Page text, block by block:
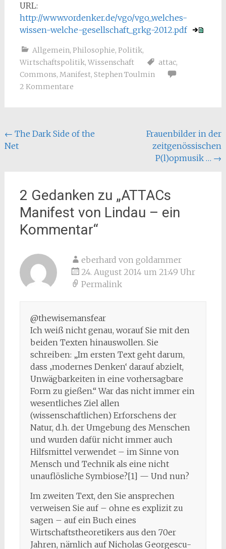
URL:
http://www.vordenker.de/vgo/vgo_welches-
wissen-welche-gesellschaft_grkg-2012.pdf
Allgemein, Philosophie, Politik,
Wirtschaftspolitik, Wissenschaft attac,
Commons, Manifest, Stephen Toulmin
2 Kommentare
Beitragsnavigation
← The Dark Side of the
Net
Frauenbilder in der
zeitgenössischen
P(l)opmusik … →
2 Gedanken zu „ATTACs
Manifest von Lindau – ein
Kommentar“
eberhard von goldammer
24. August 2014 um 21:49 Uhr
Permalink
@thewisemansfear
Ich weiß nicht genau, worauf Sie mit den
beiden Texten hinauswollen. Sie
schreiben: „Im ersten Text geht darum,
dass ‚modernes Denken‘ darauf abzielt,
Unwägbarkeiten in eine vorhersagbare
Form zu gießen.“ War das nicht immer ein
wesentliches Ziel allen
(wissenschaftlichen) Erforschens der
Natur, d.h. der Umgebung des Menschen
und wurden dafür nicht immer auch
Hilfsmittel verwendet – im Sinne von
Mensch und Technik als eine nicht
unauflösliche Symbiose?[1] — Und nun?
Im zweiten Text, den Sie ansprechen
verweisen Sie auf – ohne es explizit zu
sagen – auf ein Buch eines
Wirtschaftstheoretikers aus den 70er
Jahren, nämlich auf Nicholas Georgescu-